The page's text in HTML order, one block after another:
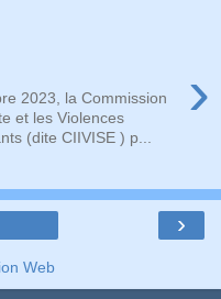
›
2023, la Commission
et les Violences
(dite CIIVISE ) p...
›
Web